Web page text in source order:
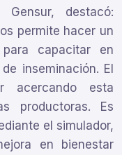
destacó:
permite hacer un
capacitar en
inseminación. El
acercando esta
productoras. Es
el simulador,
en bienestar